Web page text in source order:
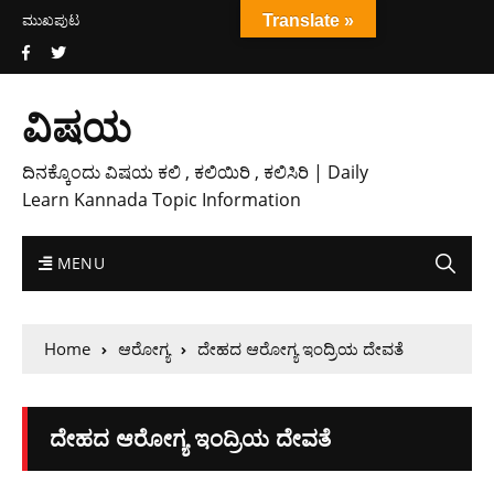
ಮುಖಪುಟ
ವಿಷಯ
ದಿನಕ್ಕೊಂದು ವಿಷಯ ಕಲಿ , ಕಲಿಯಿರಿ , ಕಲಿಸಿರಿ | Daily
Learn Kannada Topic Information
MENU
Home ಆರೋಗ್ಯ ದೇಹದ ಆರೋಗ್ಯ ಇಂದ್ರಿಯ ದೇವತೆ
ದೇಹದ ಆರೋಗ್ಯ ಇಂದ್ರಿಯ ದೇವತೆ
Translate »